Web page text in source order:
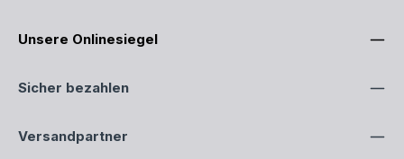
Unsere Onlinesiegel
Sicher bezahlen
Versandpartner